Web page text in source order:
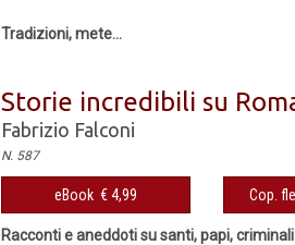
Tradizioni, mete...
Storie incredibili su
Fabrizio Falconi
N. 587
eBook € 4,99 Cop.
Racconti e aneddoti su santi, papi,